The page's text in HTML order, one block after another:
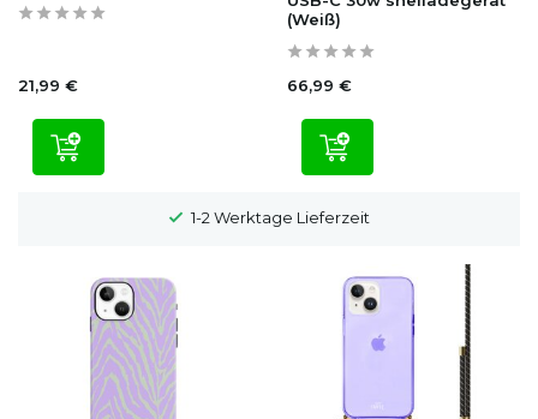
21,99 €
(Weiß)
66,99 €
1-2 Werktage Lieferzeit